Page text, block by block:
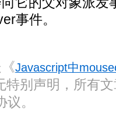
事件。
Javascript中
特别声明，所有
议。